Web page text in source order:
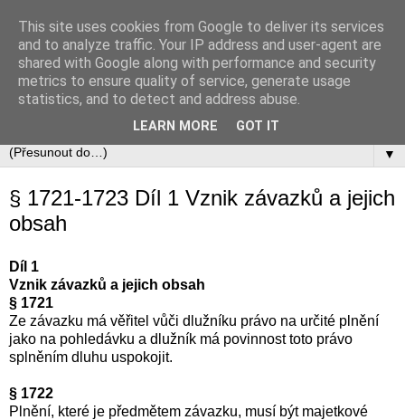
Občanský zákoník
Zákon č. 89/2012 Sb., občanský zákoník v úplném aktuálním
znění včetně automaticky zapracovávaných změn.
▼
§ 1721-1723 Díl 1 Vznik závazků a jejich
obsah
Díl 1
Vznik závazků a jejich obsah
§ 1721
Ze závazku má věřitel vůči dlužníku právo na určité plnění
jako na pohledávku a dlužník má povinnost toto právo
splněním dluhu uspokojit.
§ 1722
Plnění, které je předmětem závazku, musí být majetkové
This site uses cookies from Google to deliver its services
and to analyze traffic. Your IP address and user-agent are
shared with Google along with performance and security
metrics to ensure quality of service, generate usage
statistics, and to detect and address abuse.
LEARN MORE GOT IT